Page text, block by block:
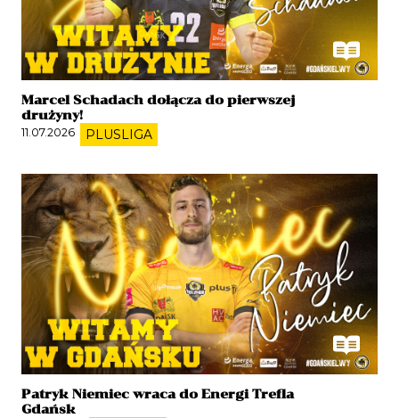
Marcel Schadach dołącza do pierwszej
drużyny!
11.07.2026 PLUSLIGA
Patryk Niemiec wraca do Energi Trefla
Gdańsk